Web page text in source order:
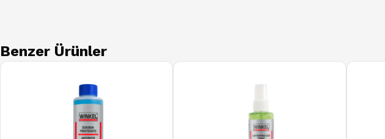
Benzer Ürünler